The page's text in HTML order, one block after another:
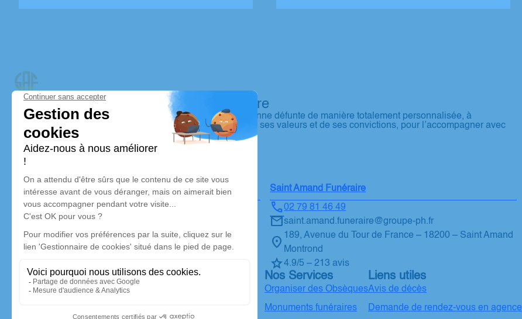
Pompes funèbres Saint Amand Funéraire
Nos équipes vous aident à honorer la mémoire de la personne défunte de manière totalement personnalisée, à
perpétuer son souvenir dans le respect de ses volontés, de ses valeurs et de ses convictions, pour l’accompagner avec
dignité dans son dernier voyage.
Nos agences
Moulins Funéraire
04 15 53 02 20
saint.amand.funeraire@groupe-ph.fr
131 Route de Lyon – 03000 – Moulins
5/5 – 2 avis
Saint Amand Funéraire
02 79 81 46 49
saint.amand.funeraire@groupe-ph.fr
189, Avenue du Tour de France – 18200 – Saint Amand
Montrond
4.9/5 – 213 avis
Nos Services
Organiser des Obsèques
Monuments funéraires
Liens utiles
Avis de décès
Demande de rendez-vous en agence